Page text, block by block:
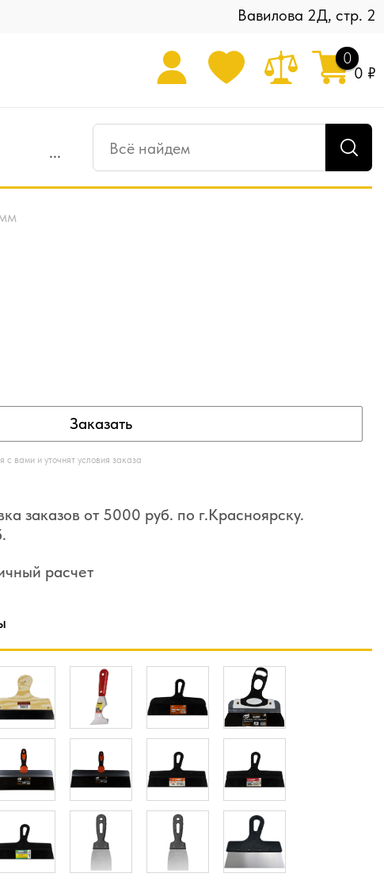
Вавилова 2Д, стр. 2
0
0 ₽
...
Заказать
вами и уточнят условия заказа
заказов от 5000 руб. по г.Красноярску.
расчет